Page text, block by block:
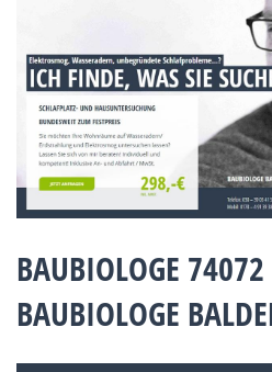
BAUBIOLOGE
BAUBIOLOGE